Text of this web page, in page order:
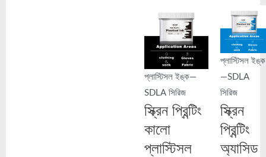
প্লাস্টিসল ইঙ্ক—
SDLA সিরিজ
স্ক্রিন প্রিন্টিং
কালো
প্লাস্টিসল
প্লাস্টিসল ইঙ্ক
—SDLA
সিরিজ
স্ক্রিন
প্রিন্টিং
অ্যাসিড